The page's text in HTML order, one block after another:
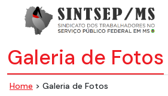
Galeria de Fotos
Home > Galeria de Fotos